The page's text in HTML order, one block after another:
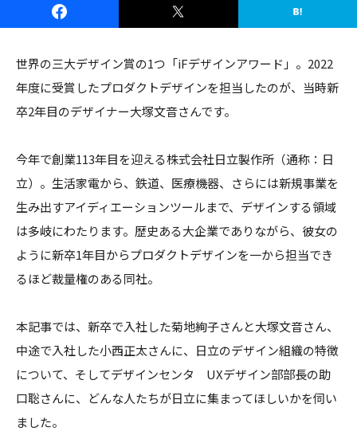
世界の三大デザイン賞の1つ「iFデザインアワード」。2022
年度に受賞したプロダクトデザインを担当したのが、当時新
卒2年目のデザイナー大塚文音さんです。
今年で創業113年目を迎える株式会社日立製作所（通称：日
立）。生活家電から、鉄道、医療機器、さらには新規事業を
生み出すアイディエーションツールまで、デザインする領域
は多岐にわたります。歴史ある大企業でありながら、彼女の
ように新卒1年目からプロダクトデザインを一から担当でき
るほど裁量権のある同社。
本記事では、新卒で入社した菊地絢子さんと大塚文音さん、
中途で入社した小西正太さんに、日立のデザイン組織の特徴
について、そしてデザインセンタ UXデザイン部部長の助
口聡さんに、どんな人たちが日立に集まってほしいかを伺い
ました。